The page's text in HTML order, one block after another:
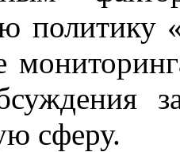
политику
сферу.